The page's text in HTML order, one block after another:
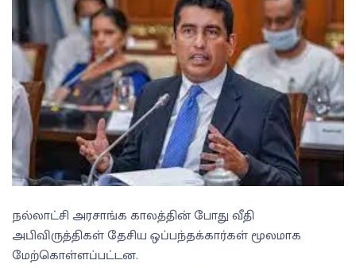
நல்லாட்சி அரசாங்க காலத்தின் போது வீதி
அபிவிருத்திகள் தேசிய ஒப்பந்தக்கார்கள் மூலமாக
மேற்கொள்ளப்பட்டன.